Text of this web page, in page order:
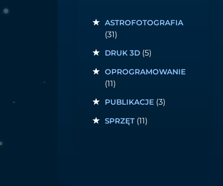
ASTROFOTOGRAFIA
(31)
DRUK 3D(5)
OPROGRAMOWANIE
(11)
PUBLIKACJE(3)
SPRZĘT(11)